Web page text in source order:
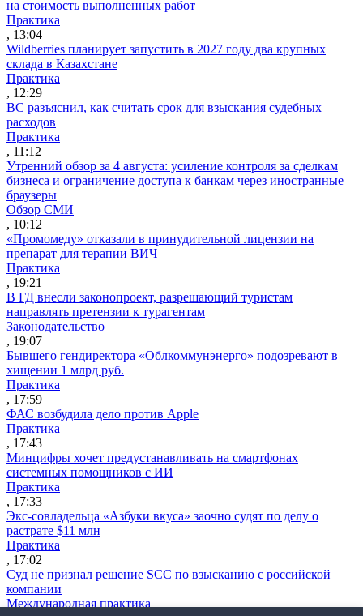
на стоимость выполненных работ
Практика
, 13:04
Wildberries планирует запустить в 2027 году два крупных
склада в Казахстане
Практика
, 12:29
ВС разъяснил, как считать срок для взыскания судебных
расходов
Практика
, 11:12
Утренний обзор за 4 августа: усиление контроля за сделкам
бизнеса и ограничение доступа к банкам через иностранные
браузеры
Обзор СМИ
, 10:12
«Промомеду» отказали в принудительной лицензии на
препарат для терапии ВИЧ
Практика
, 19:21
В ГД внесли законопроект, разрешающий туристам
направлять претензии к турагентам
Законодательство
, 19:07
Бывшего гендиректора «Облкоммунэнерго» подозревают в
хищении 1 млрд руб.
Практика
, 17:59
ФАС возбудила дело против Apple
Практика
, 17:43
Минцифры хочет предустанавливать на смартфонах
системных помощников с ИИ
Практика
, 17:33
Экс-совладельца «Азбуки вкуса» заочно судят по делу о
растрате $11 млн
Практика
, 17:02
Суд не признал решение SCC по взысканию с российской
компании
Международная практика